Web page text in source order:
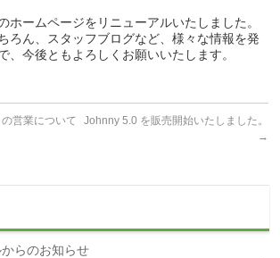
ホームページをリニューアルいたしました。
ろん、スタッフブログなど、様々な情報を発
、今後ともよろしくお願いいたします。
営業について
Johnny 5.0 を販売開始いたしました。
→
らのお知らせ